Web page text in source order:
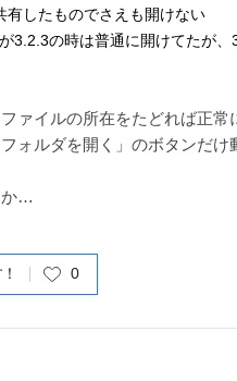
有したものでさえも開けない
3.2.3の時は普通に開けてたが
ファイルの所在をたどれば正常
ォルダを開く」のボタンだけ
か…
0